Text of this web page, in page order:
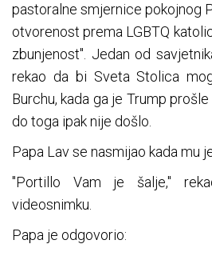
pastoralne smjernice pokojnog
otvorenost prema LGBTQ
zbunjenost". Jedan od
rekao da bi Sveta Stolica
Burchu, kada ga je Trump
do toga ipak nije došlo.
Papa Lav se nasmijao kada mu
"Portillo Vam je šalje,"
videosnimku.
Papa je odgovorio: